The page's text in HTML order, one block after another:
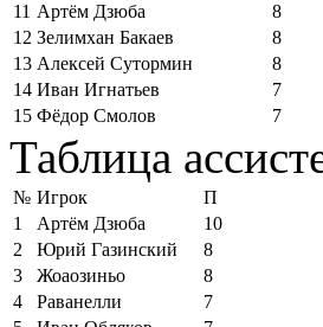
11 Артём Дзюба
8
12 Зелимхан Бакаев
8
13 Алексей Сутормин
8
14 Иван Игнатьев
7
15 Фёдор Смолов 7
Таблица
№ Игрок
П
1
Артём Дзюба
10
2
Юрий Газинский
8
3
Жоаозиньо
8
4
Раванелли
7